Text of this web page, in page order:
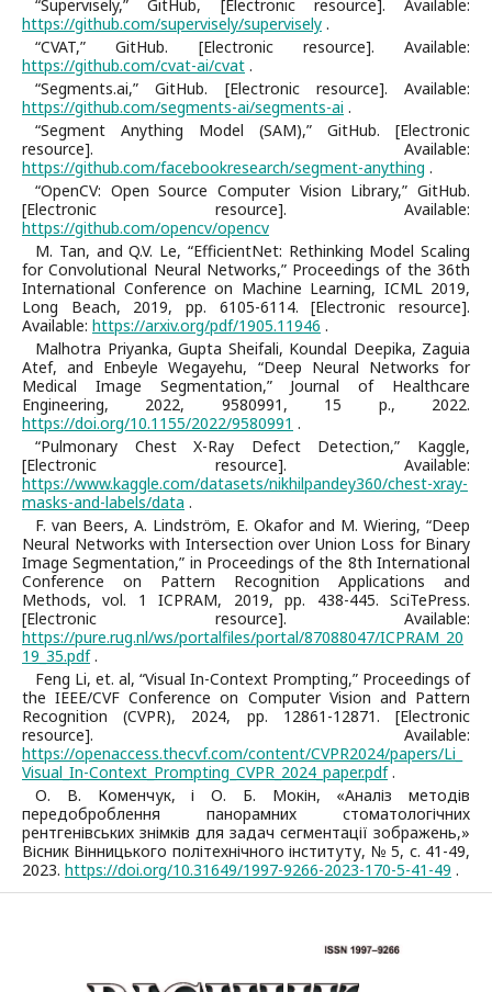
“Supervisely,” GitHub, [Electronic resource]. Available:
https://github.com/supervisely/supervisely .
“CVAT,” GitHub. [Electronic resource]. Available:
https://github.com/cvat-ai/cvat .
“Segments.ai,” GitHub. [Electronic resource]. Available:
https://github.com/segments-ai/segments-ai .
“Segment Anything Model (SAM),” GitHub. [Electronic
resource]. Available:
https://github.com/facebookresearch/segment-anything .
“OpenCV: Open Source Computer Vision Library,” GitHub.
[Electronic resource]. Available:
https://github.com/opencv/opencv
M. Tan, and Q.V. Le, “EfficientNet: Rethinking Model Scaling
for Convolutional Neural Networks,” Proceedings of the 36th
International Conference on Machine Learning, ICML 2019,
Long Beach, 2019, pp. 6105-6114. [Electronic resource].
Available: https://arxiv.org/pdf/1905.11946 .
Malhotra Priyanka, Gupta Sheifali, Koundal Deepika, Zaguia
Atef, and Enbeyle Wegayehu, “Deep Neural Networks for
Medical Image Segmentation,” Journal of Healthcare
Engineering, 2022, 9580991, 15 p., 2022.
https://doi.org/10.1155/2022/9580991 .
“Pulmonary Chest X-Ray Defect Detection,” Kaggle,
[Electronic resource]. Available:
https://www.kaggle.com/datasets/nikhilpandey360/chest-xray-
masks-and-labels/data .
F. van Beers, A. Lindström, E. Okafor and M. Wiering, “Deep
Neural Networks with Intersection over Union Loss for Binary
Image Segmentation,” in Proceedings of the 8th International
Conference on Pattern Recognition Applications and
Methods, vol. 1 ICPRAM, 2019, pp. 438-445. SciTePress.
[Electronic resource]. Available:
https://pure.rug.nl/ws/portalfiles/portal/87088047/ICPRAM_20
19_35.pdf.
Feng Li, et. al, “Visual In-Context Prompting,” Proceedings of
the IEEE/CVF Conference on Computer Vision and Pattern
Recognition (CVPR), 2024, pp. 12861-12871. [Electronic
resource]. Available:
https://openaccess.thecvf.com/content/CVPR2024/papers/Li_
Visual_In-Context_Prompting_CVPR_2024_paper.pdf.
О. В. Коменчук, і О. Б. Мокін, «Аналіз методів
передоброблення панорамних стоматологічних
рентгенівських знімків для задач сегментації зображень,»
Вісник Вінницького політехнічного інституту, № 5, с. 41-49,
2023. https://doi.org/10.31649/1997-9266-2023-170-5-41-49 .